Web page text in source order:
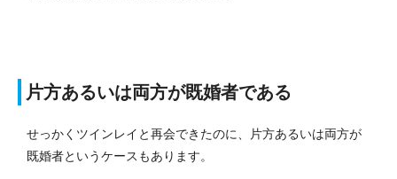
片方あるいは両方が既婚者である
せっかくツインレイと再会できたのに、片方あるいは両方が
既婚者というケースもあります。